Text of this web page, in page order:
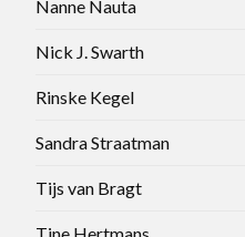
Nanne Nauta
Nick J. Swarth
Rinske Kegel
Sandra Straatman
Tijs van Bragt